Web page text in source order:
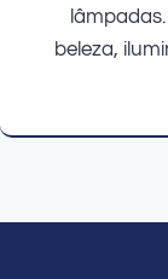
beleza,